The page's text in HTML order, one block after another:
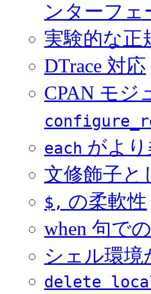
ンターフェ
実験的な
DTrace 対応
CPAN モジ
each がよ
文修飾子と
$, の柔軟性
when 句で
シェル環
delete